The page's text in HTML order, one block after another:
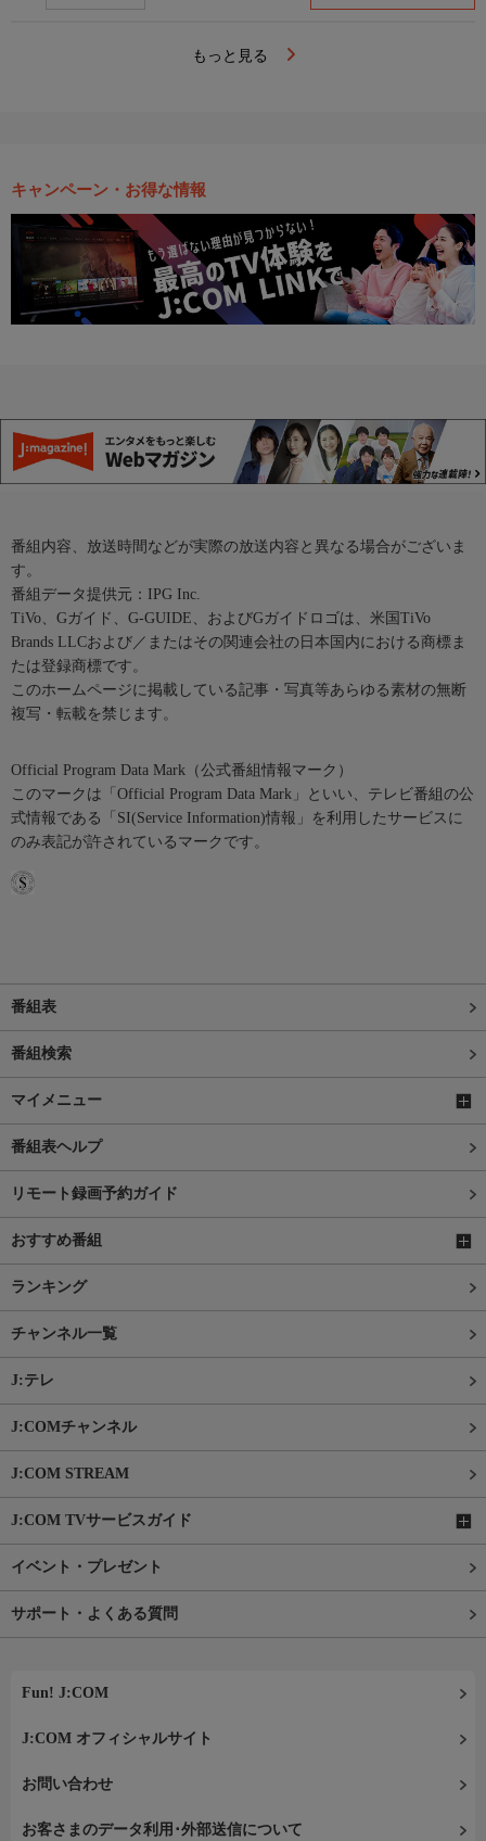
もっと見る
キャンペーン・お得な情報
番組内容、放送時間などが実際の放送内容と異なる場合がございま
す。
番組データ提供元：IPG Inc.
TiVo、Gガイド、G-GUIDE、およびGガイドロゴは、米国TiVo
Brands LLCおよび／またはその関連会社の日本国内における商標ま
たは登録商標です。
このホームページに掲載している記事・写真等あらゆる素材の無断
複写・転載を禁じます。
Official Program Data Mark（公式番組情報マーク）
このマークは「Official Program Data Mark」といい、テレビ番組の公
式情報である「SI(Service Information)情報」を利用したサービスに
のみ表記が許されているマークです。
番組表
番組検索
マイメニュー
番組表ヘルプ
リモート録画予約ガイド
おすすめ番組
ランキング
チャンネル一覧
J:テレ
J:COMチャンネル
J:COM STREAM
J:COM TVサービスガイド
イベント・プレゼント
サポート・よくある質問
Fun! J:COM
J:COM オフィシャルサイト
お問い合わせ
お客さまのデータ利用･外部送信について